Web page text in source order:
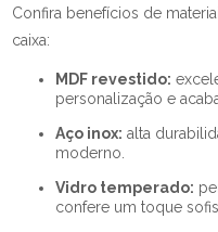
Confira benefícios de
caixa:
MDF revestido:
personalização e
Aço inox: alta
moderno.
Vidro temperado:
confere um toque